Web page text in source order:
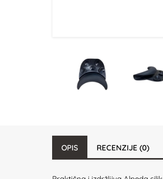
OPIS RECENZIJE (0)